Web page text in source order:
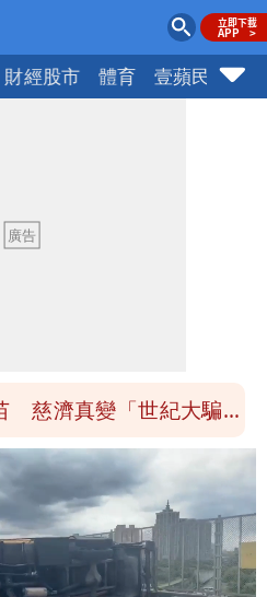
財經股市 體育 壹蘋民調
海警！大雨襲7縣市 明
叔」驚傳猝逝！最後身
人慈濟真變「世紀大騙
車文笑了
國機器人、逆變器進
應鏈
陳時中一語成讖 王必
睿智
擺」 暴風圈估擦沿岸！